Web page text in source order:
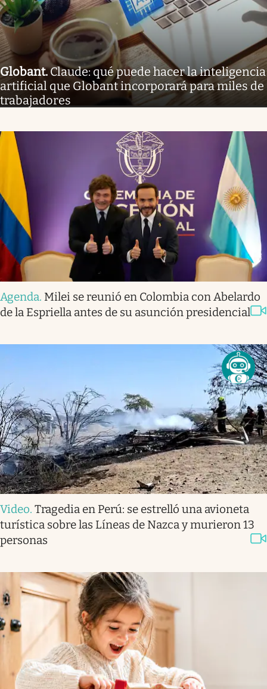
Globant.Claude: qué puede hacer la inteligencia
artificial que Globant incorporará para miles de
trabajadores
Agenda. Milei se reunió en Colombia con Abelardo
de la Espriella antes de su asunción presidencial
Video. Tragedia en Perú: se estrelló una avioneta
turística sobre las Líneas de Nazca y murieron 13
personas